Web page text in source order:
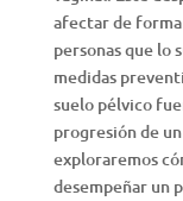
afectar de forma
personas que
medidas
suelo pélvico
progresión de
exploraremos
desempeñar un